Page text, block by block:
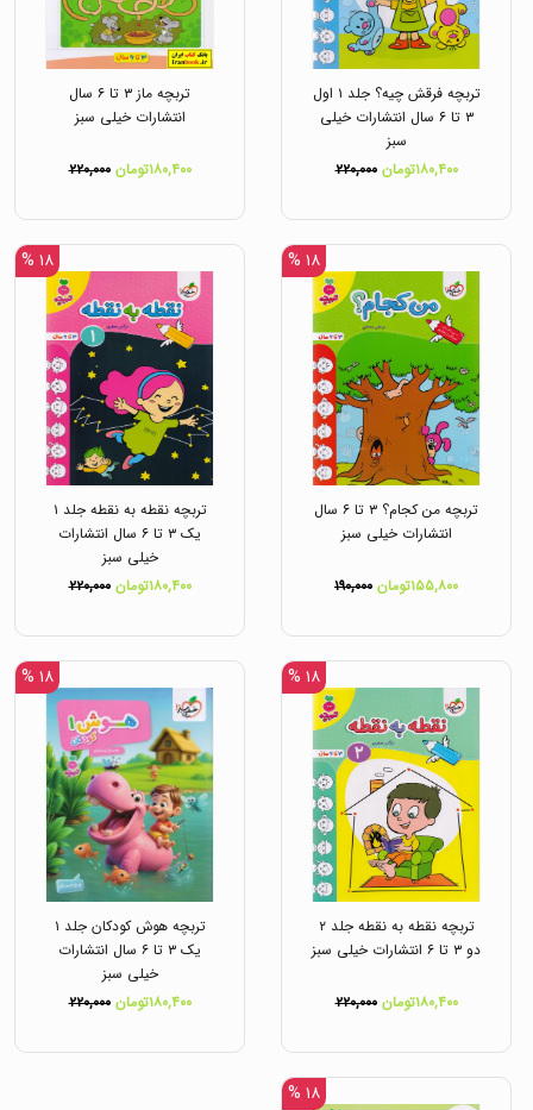
تربچه فرقش چیه؟ جلد ۱ اول
۳ تا ۶ سال انتشارات خیلی
سبز
۱۸۰,۴۰۰تومان
۲۲۰,۰۰۰
تربچه ماز ۳ تا ۶ سال
انتشارات خیلی سبز
۱۸۰,۴۰۰تومان ۲۲۰,۰۰۰
۱۸ %
تربچه من کجام؟ ۳ تا ۶ سال
انتشارات خیلی سبز
۱۵۵,۸۰۰تومان ۱۹۰,۰۰۰
۱۸ %
تربچه نقطه به نقطه جلد ۱
یک ۳ تا ۶ سال انتشارات
خیلی سبز
۱۸۰,۴۰۰تومان
۲۲۰,۰۰۰
۱۸ %
تربچه نقطه به نقطه جلد ۲
دو ۳ تا ۶ انتشارات خیلی سبز
۱۸۰,۴۰۰تومان ۲۲۰,۰۰۰
۱۸ %
تربچه هوش کودکان جلد ۱
یک ۳ تا ۶ سال انتشارات
خیلی سبز
۱۸۰,۴۰۰تومان
۲۲۰,۰۰۰
۱۸ %